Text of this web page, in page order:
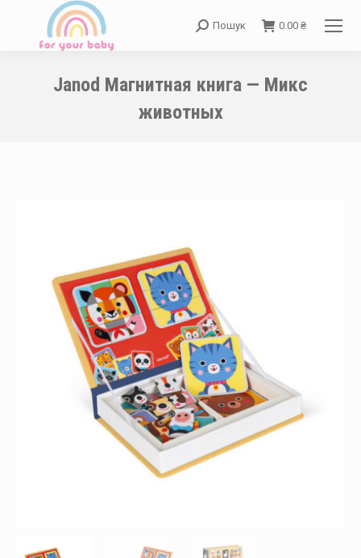
Search:
Пошук 0.00 ₴
Janod Магнитная книга — Микс
животных